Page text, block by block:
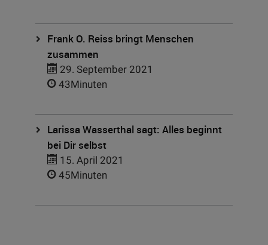
Frank O. Reiss bringt Menschen
zusammen
29. September 2021
43Minuten
Larissa Wasserthal sagt: Alles beginnt
bei Dir selbst
15. April 2021
45Minuten